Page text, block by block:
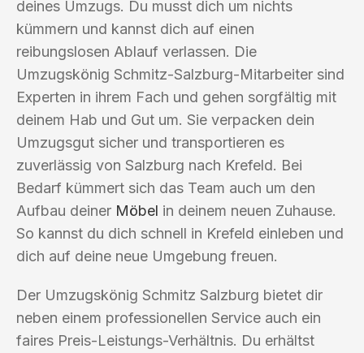
deines Umzugs. Du musst dich um nichts
kümmern und kannst dich auf einen
reibungslosen Ablauf verlassen. Die
Umzugskönig Schmitz-Salzburg-Mitarbeiter sind
Experten in ihrem Fach und gehen sorgfältig mit
deinem Hab und Gut um. Sie verpacken dein
Umzugsgut sicher und transportieren es
zuverlässig von Salzburg nach Krefeld. Bei
Bedarf kümmert sich das Team auch um den
Aufbau deiner Möbel in deinem neuen Zuhause.
So kannst du dich schnell in Krefeld einleben und
dich auf deine neue Umgebung freuen.
Der Umzugskönig Schmitz Salzburg bietet dir
neben einem professionellen Service auch ein
faires Preis-Leistungs-Verhältnis. Du erhältst